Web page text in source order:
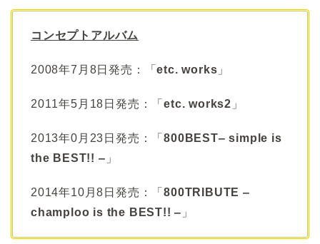
コンセプトアルバム
2008年7月8日発売：「etc. works 」
2011年5月18日発売：「etc. works2 」
2013年0月23日発売：「800BEST‒ simple is
the BEST!! ‒ 」
2014年10月8日発売：「800TRIBUTE ‒
champloo is the BEST!! ‒ 」